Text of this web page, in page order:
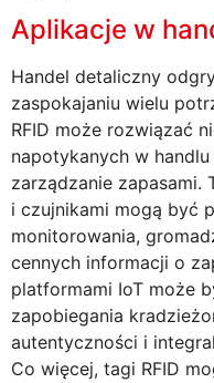
Aplikacje w
Handel detaliczny
zaspokajaniu wielu
RFID może rozwiązać
napotykanych w
zarządzanie zapasami.
i czujnikami mogą być
monitorowania,
cennych informacji o
platformami IoT może
zapobiegania
autentyczności i
Co więcej, tagi RFID